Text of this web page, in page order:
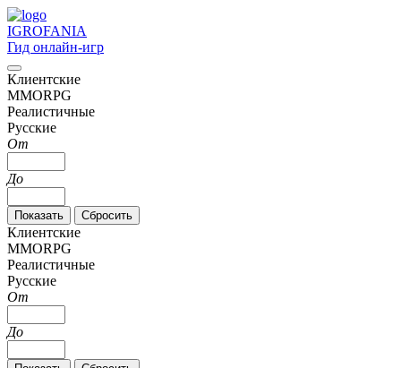
IGROFANIA
Гид онлайн-игр
Клиентские
MMORPG
Реалистичные
Русские
От
До
Клиентские
MMORPG
Реалистичные
Русские
От
До